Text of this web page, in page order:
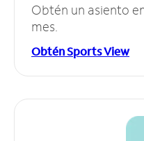
Obtén un asiento
mes.
Obtén Sports View